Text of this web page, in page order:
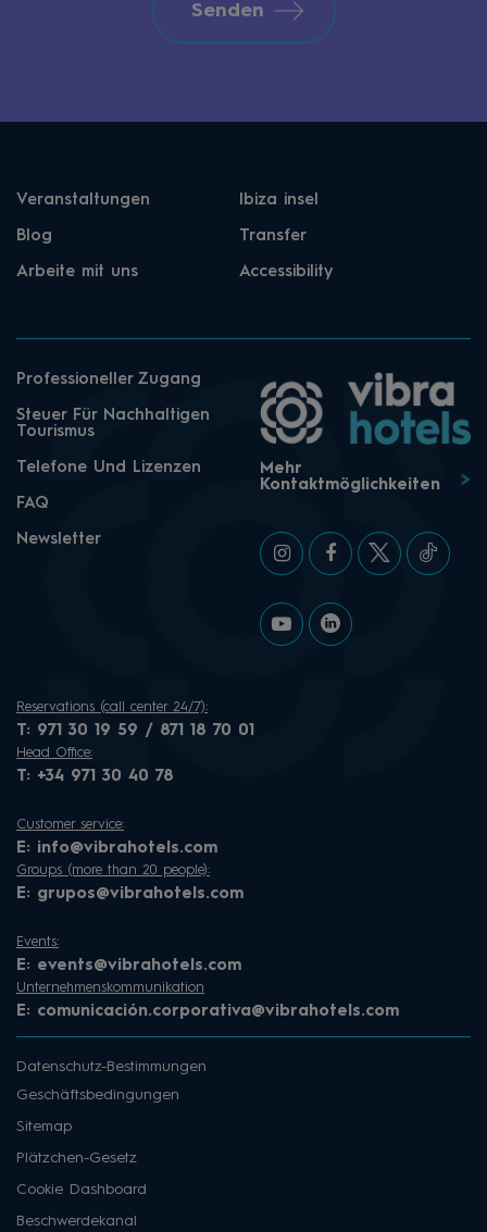
Senden
Veranstaltungen Ibiza insel
Blog Transfer
Arbeite mit uns Accessibility
Professioneller Zugang
Steuer Für Nachhaltigen
Tourismus
Telefone Und Lizenzen
FAQ
Newsletter
Mehr
Kontaktmöglichkeiten
Reservations (call center 24/7):
T: 971 30 19 59 / 871 18 70 01
Head Office:
T: +34 971 30 40 78
Customer service:
E: info@vibrahotels.com
Groups (more than 20 people):
E: grupos@vibrahotels.com
Events:
E: events@vibrahotels.com
Unternehmenskommunikation
E: comunicación.corporativa@vibrahotels.com
Datenschutz-Bestimmungen
Geschäftsbedingungen
Sitemap
Plätzchen-Gesetz
Cookie Dashboard
Beschwerdekanal